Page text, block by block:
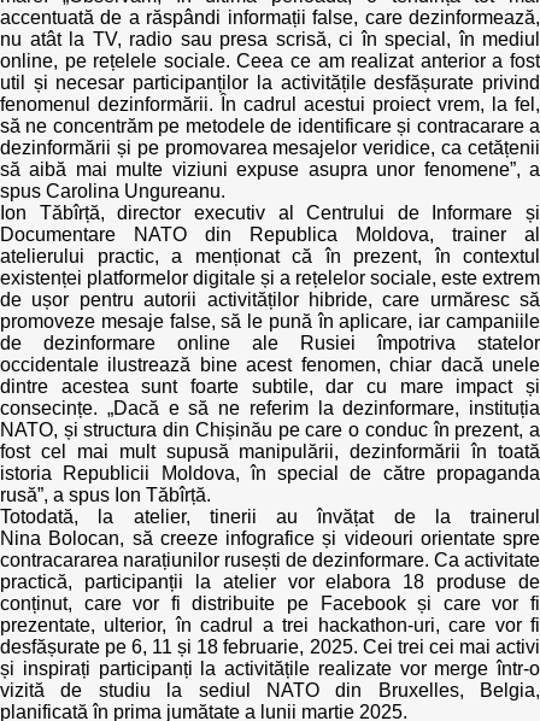
accentuată de a răspândi informații false, care dezinformează,
nu atât la TV, radio sau presa scrisă, ci în special, în mediul
online, pe rețelele sociale. Ceea ce am realizat anterior a fost
util și necesar participanților la activitățile desfășurate privind
fenomenul dezinformării. În cadrul acestui proiect vrem, la fel,
să ne concentrăm pe metodele de identificare și contracarare a
dezinformării și pe promovarea mesajelor veridice, ca cetățenii
să aibă mai multe viziuni expuse asupra unor fenomene”, a
spus Carolina Ungureanu.
Ion Tăbîrță, director executiv al Centrului de Informare și
Documentare NATO din Republica Moldova, trainer al
atelierului practic, a menționat că în prezent, în contextul
existenței platformelor digitale și a rețelelor sociale, este extrem
de ușor pentru autorii activităților hibride, care urmăresc să
promoveze mesaje false, să le pună în aplicare, iar campaniile
de dezinformare online ale Rusiei împotriva statelor
occidentale ilustrează bine acest fenomen, chiar dacă unele
dintre acestea sunt foarte subtile, dar cu mare impact și
consecințe. „Dacă e să ne referim la dezinformare, instituția
NATO, și structura din Chișinău pe care o conduc în prezent, a
fost cel mai mult supusă manipulării, dezinformării în toată
istoria Republicii Moldova, în special de către propaganda
rusă”, a spus Ion Tăbîrță.
Totodată, la atelier, tinerii au învățat de la trainerul
Nina Bolocan, să creeze infografice și videouri orientate spre
contracararea narațiunilor rusești de dezinformare. Ca activitate
practică, participanții la atelier vor elabora 18 produse de
conținut, care vor fi distribuite pe Facebook și care vor fi
prezentate, ulterior, în cadrul a trei hackathon-uri, care vor fi
desfășurate pe 6, 11 și 18 februarie, 2025. Cei trei cei mai activi
și inspirați participanți la activitățile realizate vor merge într-o
vizită de studiu la sediul NATO din Bruxelles, Belgia,
planificată în prima jumătate a lunii martie 2025.